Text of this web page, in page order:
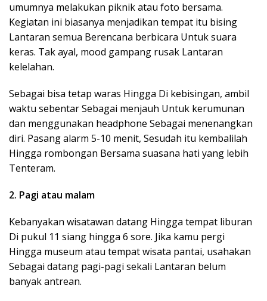
umumnya melakukan piknik atau foto bersama.
Kegiatan ini biasanya menjadikan tempat itu bising
Lantaran semua Berencana berbicara Untuk suara
keras. Tak ayal, mood gampang rusak Lantaran
kelelahan.
Sebagai bisa tetap waras Hingga Di kebisingan, ambil
waktu sebentar Sebagai menjauh Untuk kerumunan
dan menggunakan headphone Sebagai menenangkan
diri. Pasang alarm 5-10 menit, Sesudah itu kembalilah
Hingga rombongan Bersama suasana hati yang lebih
Tenteram.
2. Pagi atau malam
Kebanyakan wisatawan datang Hingga tempat liburan
Di pukul 11 siang hingga 6 sore. Jika kamu pergi
Hingga museum atau tempat wisata pantai, usahakan
Sebagai datang pagi-pagi sekali Lantaran belum
banyak antrean.